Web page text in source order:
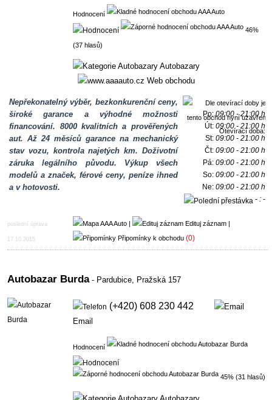
Hodnocení
46%
(37 hlasů)
Autobazary
Web obchodu
Nepřekonatelný výběr, bezkonkurenční ceny,
široké garance a výhodné možnosti
financování. 8000 kvalitních a prověřených
aut. Až 24 měsíců garance na mechanický
stav vozu, kontrola najetých km. Doživotní
záruka legálního původu. Výkup všech
modelů a značek, férové ceny, peníze ihned
a v hotovosti.
Otevírací doba:
Po:09:00 - 21:00 h
Út:09:00 - 21:00 h
St:09:00 - 21:00 h
Čt:09:00 - 21:00 h
Pá:09:00 - 21:00 h
So:09:00 - 21:00 h
Ne:09:00 - 21:00 h
- : -
poslední úprava
17.10.2015
| Edituj záznam|
Připomínky k obchodu (0)
Autobazar Burda- Pardubice, Pražská 157
(+420) 608 230 442
Email
Hodnocení
45% (31 hlasů)